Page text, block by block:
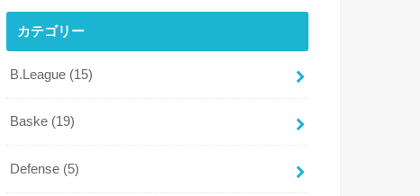
カテゴリー
B.League (15)
Baske (19)
Defense (5)